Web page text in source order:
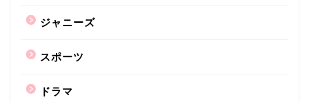
ジャニーズ
スポーツ
ドラマ